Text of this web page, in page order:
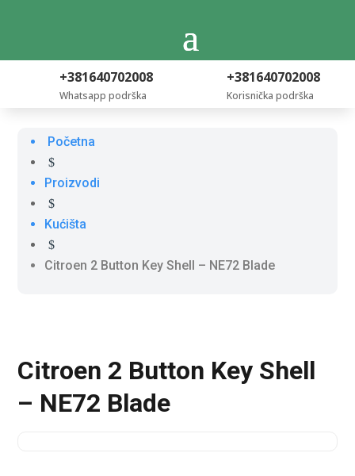
+381640702008
Whatsapp podrška
+381640702008
Korisnička podrška
Početna
$
Proizvodi
$
Kućišta
$
Citroen 2 Button Key Shell – NE72 Blade
Citroen 2 Button Key Shell
– NE72 Blade